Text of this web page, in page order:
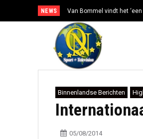
NEWS Van Bommel vindt het
Mexico en Argentinië
Binnenlandse Berichten
05/08/2014